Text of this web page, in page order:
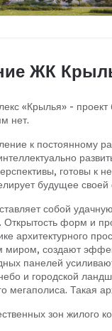
ЖК
«Крылья» - проект
нет.
к постоянному
готовы к
будущее своей
собой
Открытость форм и
архитектурного
создают
панелей
и городской
мегаполиса. Такая
зон жилого